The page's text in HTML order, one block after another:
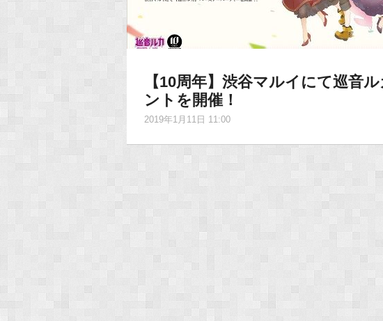
【10周年】渋谷マルイにて巡音
ントを開催！
2019年1月11日 11:00